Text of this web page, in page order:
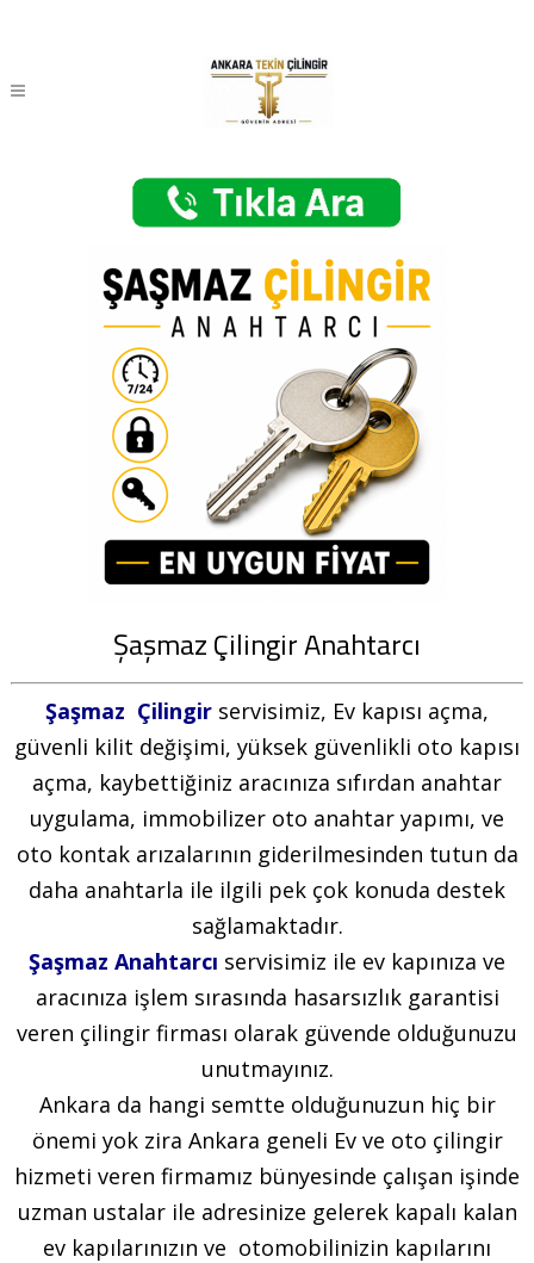
Şaşmaz Çilingir Anahtarcı
Şaşmaz Çilingir servisimiz, Ev kapısı açma,
güvenli kilit değişimi, yüksek güvenlikli oto kapısı
açma, kaybettiğiniz aracınıza sıfırdan anahtar
uygulama, immobilizer oto anahtar yapımı, ve
oto kontak arızalarının giderilmesinden tutun da
daha anahtarla ile ilgili pek çok konuda destek
sağlamaktadır.
Şaşmaz Anahtarcı servisimiz ile ev kapınıza ve
aracınıza işlem sırasında hasarsızlık garantisi
veren çilingir firması olarak güvende olduğunuzu
unutmayınız.
Ankara da hangi semtte olduğunuzun hiç bir
önemi yok zira Ankara geneli Ev ve oto çilingir
hizmeti veren firmamız bünyesinde çalışan işinde
uzman ustalar ile adresinize gelerek kapalı kalan
ev kapılarınızın ve otomobilinizin kapılarını